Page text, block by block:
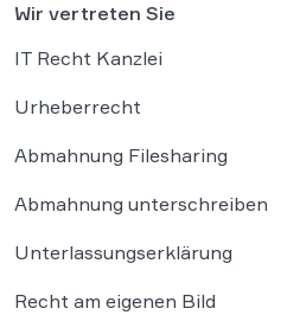
Wir vertreten Sie
IT Recht Kanzlei
Urheberrecht
Abmahnung Filesharing
Abmahnung unterschreiben
Unterlassungserklärung
Recht am eigenen Bild